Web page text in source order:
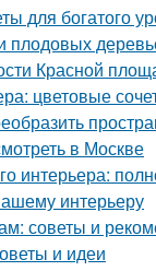
для богатого
плодовых
Красной
цветовые
в Москве
интерьера:
интерьеру
советы и
и идеи